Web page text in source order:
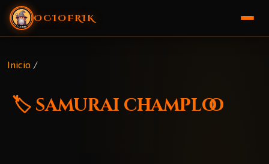
OCIOFRIK
Inicio /
🏷️ samurai champloo